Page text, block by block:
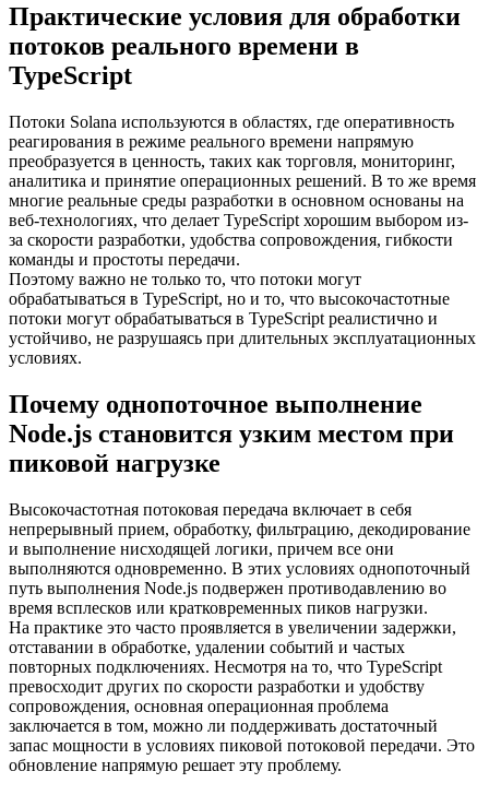
Практические условия для обработки
потоков реального времени в
TypeScript
Потоки Solana используются в областях, где оперативность
реагирования в режиме реального времени напрямую
преобразуется в ценность, таких как торговля, мониторинг,
аналитика и принятие операционных решений. В то же время
многие реальные среды разработки в основном основаны на
веб-технологиях, что делает TypeScript хорошим выбором из-
за скорости разработки, удобства сопровождения, гибкости
команды и простоты передачи.
Поэтому важно не только то, что потоки могут
обрабатываться в TypeScript, но и то, что высокочастотные
потоки могут обрабатываться в TypeScript реалистично и
устойчиво, не разрушаясь при длительных эксплуатационных
условиях.
Почему однопоточное выполнение
Node.js становится узким местом при
пиковой нагрузке
Высокочастотная потоковая передача включает в себя
непрерывный прием, обработку, фильтрацию, декодирование
и выполнение нисходящей логики, причем все они
выполняются одновременно. В этих условиях однопоточный
путь выполнения Node.js подвержен противодавлению во
время всплесков или кратковременных пиков нагрузки.
На практике это часто проявляется в увеличении задержки,
отставании в обработке, удалении событий и частых
повторных подключениях. Несмотря на то, что TypeScript
превосходит других по скорости разработки и удобству
сопровождения, основная операционная проблема
заключается в том, можно ли поддерживать достаточный
запас мощности в условиях пиковой потоковой передачи. Это
обновление напрямую решает эту проблему.